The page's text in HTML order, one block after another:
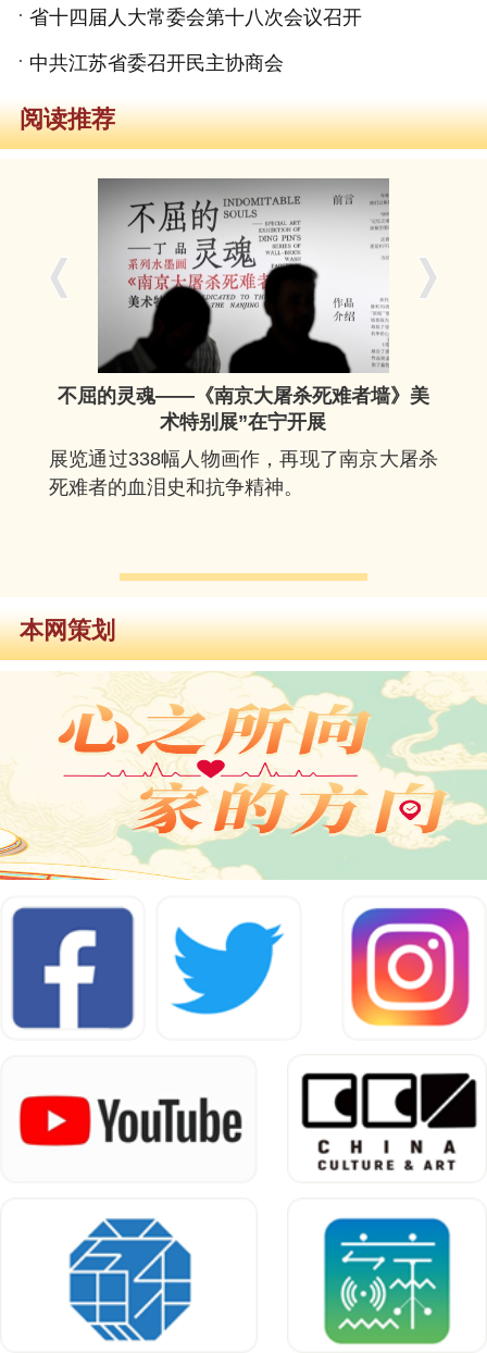
省十四届人大常委会第十八次会议召开
中共江苏省委召开民主协商会
阅读推荐
不屈的灵魂——《南京大屠杀死难者墙》美
术特别展”在宁开展
展览通过338幅人物画作，再现了南京大屠杀
死难者的血泪史和抗争精神。
本网策划